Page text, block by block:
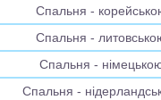
Спальня -
Спальня -
Спальня -
Спальня -